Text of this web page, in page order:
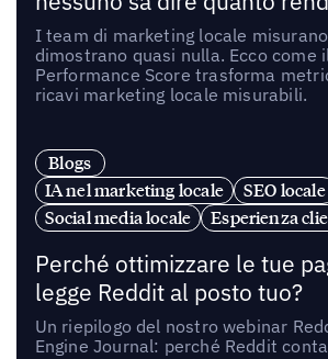
I team di marketing locale
dimostrano quasi nulla. Ecco come
Performance Score trasforma
ricavi marketing locale misurabili.
Blogs
IA nel marketing locale
SEO locale
Social media locale
Esperienza
Perché ottimizzare le tue
legge Reddit al posto tuo?
Un riepilogo del nostro webinar
Engine Journal: perché Reddit